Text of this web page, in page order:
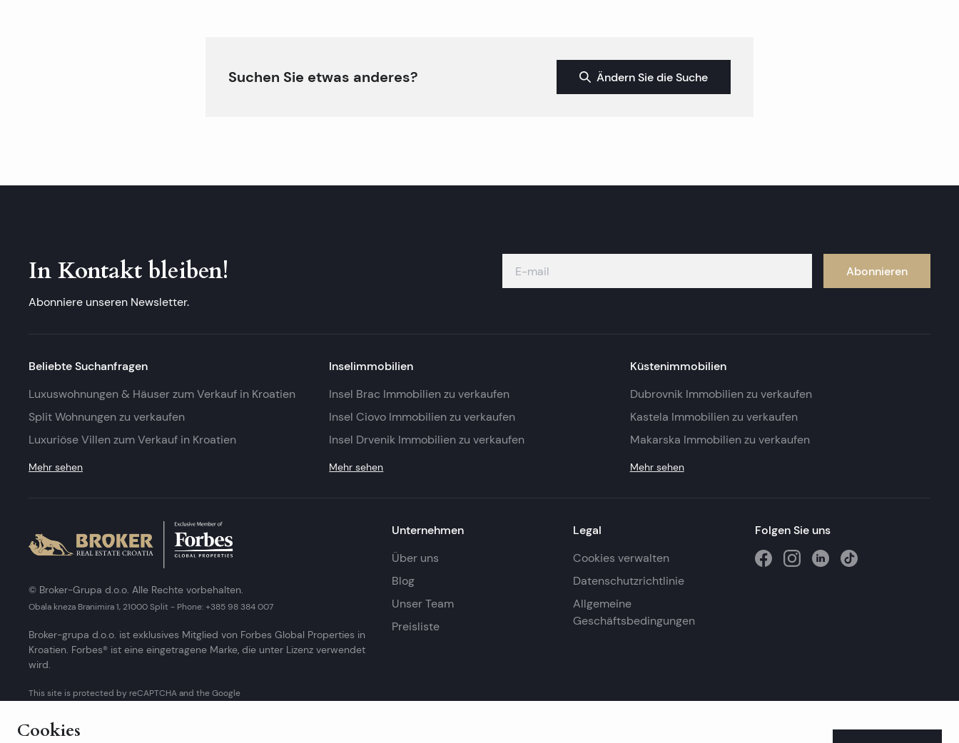
Suchen Sie etwas anderes? Ändern Sie die Suche
In Kontakt bleiben!
Abonniere unseren Newsletter.
Abonnieren
Beliebte Suchanfragen
Luxuswohnungen & Häuser zum Verkauf in Kroatien
Split Wohnungen zu verkaufen
Luxuriöse Villen zum Verkauf in Kroatien
Mehr sehen
Inselimmobilien
Insel Brac Immobilien zu verkaufen
Insel Ciovo Immobilien zu verkaufen
Insel Drvenik Immobilien zu verkaufen
Mehr sehen
Küstenimmobilien
Dubrovnik Immobilien zu verkaufen
Kastela Immobilien zu verkaufen
Makarska Immobilien zu verkaufen
Mehr sehen
Unternehmen
Über uns
Blog
Unser Team
Preisliste
Legal
Cookies verwalten
Datenschutzrichtlinie
Allgemeine
Geschäftsbedingungen
Folgen Sie uns
© Broker-Grupa d.o.o. Alle Rechte vorbehalten.
Obala kneza Branimira 1, 21000 Split - Phone: +385 98 384 007
Broker-grupa d.o.o. ist exklusives Mitglied von Forbes Global Properties in
Kroatien. Forbes® ist eine eingetragene Marke, die unter Lizenz verwendet
wird.
This site is protected by reCAPTCHA and the Google
Cookies